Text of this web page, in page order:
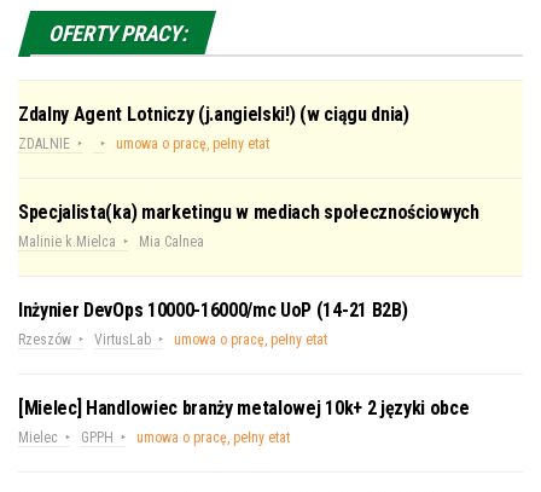
OFERTY PRACY:
Zdalny Agent Lotniczy (j.angielski!) (w ciągu dnia)
ZDALNIE umowa o pracę, pełny etat
Specjalista(ka) marketingu w mediach społecznościowych
Malinie k.Mielca Mia Calnea
Inżynier DevOps 10000-16000/mc UoP (14-21 B2B)
Rzeszów VirtusLab umowa o pracę, pełny etat
[Mielec] Handlowiec branży metalowej 10k+ 2 języki obce
Mielec GPPH umowa o pracę, pełny etat